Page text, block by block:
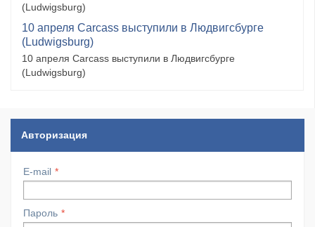
(Ludwigsburg)
10 апреля Carcass выступили в Людвигсбурге
(Ludwigsburg)
10 апреля Carcass выступили в Людвигсбурге
(Ludwigsburg)
Авторизация
E-mail
Пароль